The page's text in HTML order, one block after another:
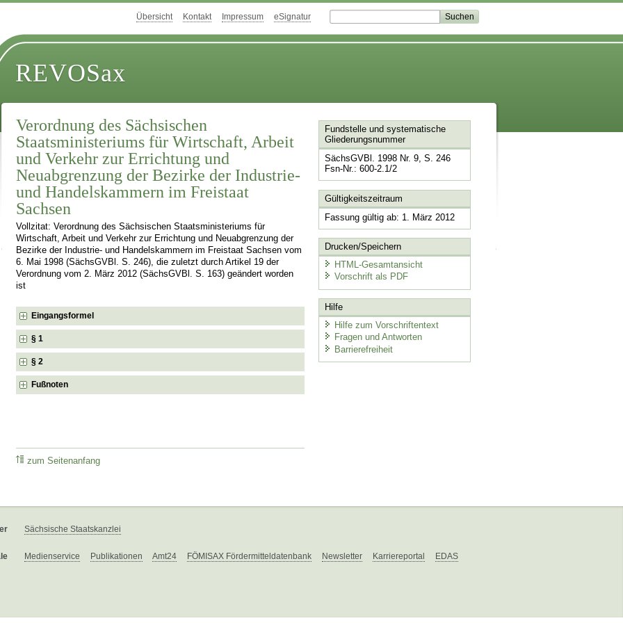
Übersicht Kontakt Impressum eSignatur
REVOSax
Verordnung des Sächsischen
Staatsministeriums für Wirtschaft, Arbeit
und Verkehr zur Errichtung und
Neuabgrenzung der Bezirke der Industrie-
und Handelskammern im Freistaat
Sachsen
Vollzitat: Verordnung des Sächsischen Staatsministeriums für
Wirtschaft, Arbeit und Verkehr zur Errichtung und Neuabgrenzung der
Bezirke der Industrie- und Handelskammern im Freistaat Sachsen vom
6. Mai 1998 (SächsGVBl. S. 246), die zuletzt durch Artikel 19 der
Verordnung vom 2. März 2012 (SächsGVBl. S. 163) geändert worden
ist
Eingangsformel
§ 1
§ 2
Fußnoten
zum Seitenanfang
Fundstelle und systematische
Gliederungsnummer
SächsGVBl. 1998 Nr. 9, S. 246
Fsn-Nr.: 600-2.1/2
Gültigkeitszeitraum
Fassung gültig ab: 1. März 2012
Drucken/Speichern
HTML-Gesamtansicht
Vorschrift als PDF
Hilfe
Hilfe zum Vorschriftentext
Fragen und Antworten
Barrierefreiheit
Sächsische Staatskanzlei
Medienservice Publikationen Amt24 FÖMISAX Fördermitteldatenbank Newsletter Karriereportal EDAS